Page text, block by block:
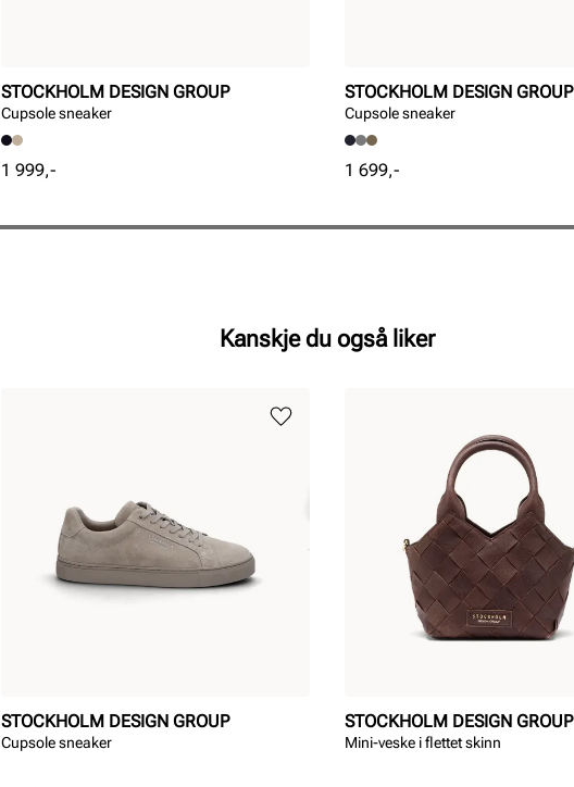
STOCKHOLM DESIGN GROUP
Cupsole sneaker
Pris
1 999,-
STOCKHOLM DESIGN GROUP
Cupsole sneaker
Pris
1 699,-
Kanskje du også liker
STOCKHOLM DESIGN GROUP
Cupsole sneaker
STOCKHOLM DESIGN GROUP
Mini-veske i flettet skinn